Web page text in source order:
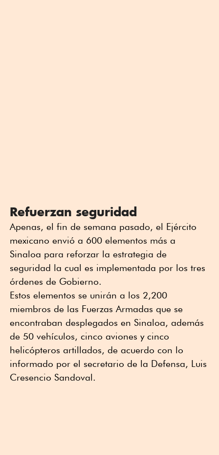
Refuerzan seguridad
Apenas, el fin de semana pasado, el Ejército
mexicano envió a 600 elementos más a
Sinaloa para reforzar la estrategia de
seguridad la cual es implementada por los tres
órdenes de Gobierno.
Estos elementos se unirán a los 2,200
miembros de las Fuerzas Armadas que se
encontraban desplegados en Sinaloa, además
de 50 vehículos, cinco aviones y cinco
helicópteros artillados, de acuerdo con lo
informado por el secretario de la Defensa, Luis
Cresencio Sandoval.